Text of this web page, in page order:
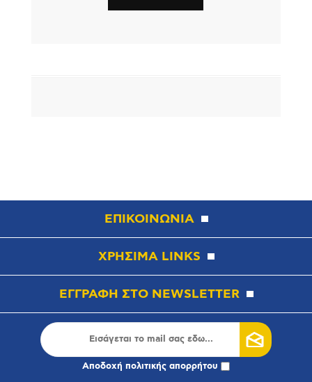
ΕΠΙΚΟΙΝΩΝΙΑ
ΧΡΗΣΙΜΑ LINKS
ΕΓΓΡΑΦΗ ΣΤΟ NEWSLETTER
Αποδοχή πολιτικής απορρήτου